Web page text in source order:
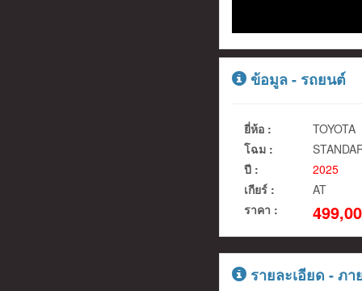
ข้อมูล - รถยนต์
ยี่ห้อ :
TOYOTA
โฉม :
ปี :
2025
เกียร์ :
AT
ราคา :
รายละเอียด - ภา